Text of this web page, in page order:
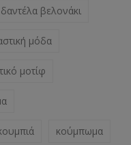
δαντέλα βελονάκι
μόδα
μοτίφ
κούμπωμα